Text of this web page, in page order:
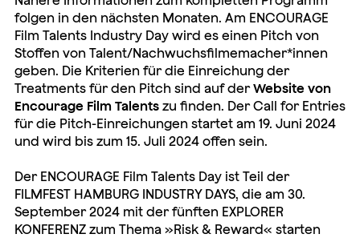
folgen in den nächsten Monaten. Am ENCOURAGE
Film Talents Industry Day wird es einen Pitch von
Stoffen von Talent/Nachwuchsfilmemacher*innen
geben. Die Kriterien für die Einreichung der
Treatments für den Pitch sind auf derWebsite von
Encourage Film Talentszu finden. Der Call for Entries
für die Pitch-Einreichungen startet am 19. Juni 2024
und wird bis zum 15. Juli 2024 offen sein.
Der ENCOURAGE Film Talents Day ist Teil der
FILMFEST HAMBURG INDUSTRY DAYS, die am 30.
September 2024 mit der fünften EXPLORER
KONFERENZ zum Thema »Risk & Reward« starten